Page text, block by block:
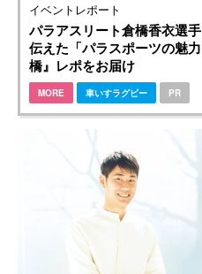
イベントレポート
パラアスリート倉橋香衣選
伝えた「パラスポーツの魅
橋』レポをお届け
MORE 車いすラグビー PR